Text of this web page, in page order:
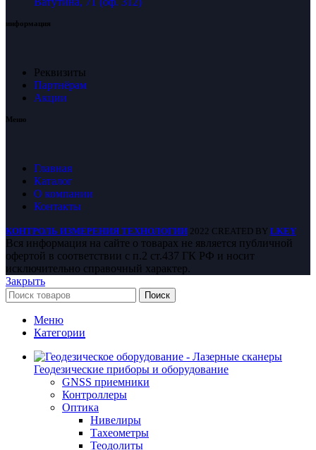
информация
Реквизиты
Партнёрам
Акции
Меню
Главная
Каталог
О компании
Контакты
КОНТРОЛЬ ИЗМЕРЕНИЯ ТЕХНОЛОГИИ 2022 CREATED BY LKEY
Вся информация на сайте о товарах не является публичной
офертой в соответствии с п.2 ст.437 ГК РФ и носит
исключительно справочный характер.
Закрыть
Поиск
Меню
Категории
Геодезические приборы и оборудование
GNSS приемники
Контроллеры
Оптика
Нивелиры
Тахеометры
Теодолиты